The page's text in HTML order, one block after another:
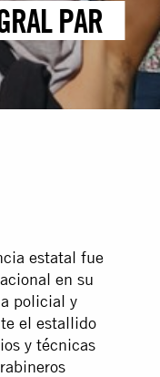
PARA
estatal fue
en su
policial y
el estallido
y técnicas